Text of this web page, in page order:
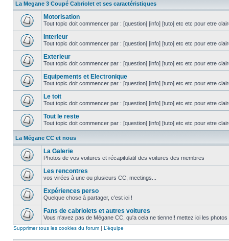
La Megane 3 Coupé Cabriolet et ses caractéristiques
Motorisation
Tout topic doit commencer par : [question] [info] [tuto] etc etc pour etre
Interieur
Tout topic doit commencer par : [question] [info] [tuto] etc etc pour etre
Exterieur
Tout topic doit commencer par : [question] [info] [tuto] etc etc pour etre
Equipements et Electronique
Tout topic doit commencer par : [question] [info] [tuto] etc etc pour etre
Le toit
Tout topic doit commencer par : [question] [info] [tuto] etc etc pour etre
Tout le reste
Tout topic doit commencer par : [question] [info] [tuto] etc etc pour etre
La Mégane CC et nous
La Galerie
Photos de vos voitures et récapitulatif des voitures des membres
Les rencontres
vos virées à une ou plusieurs CC, meetings...
Expériences perso
Quelque chose à partager, c'est ici !
Fans de cabriolets et autres voitures
Vous n'avez pas de Mégane CC, qu'a cela ne tienne!! mettez ici les
Supprimer tous les cookies du forum | L’équipe